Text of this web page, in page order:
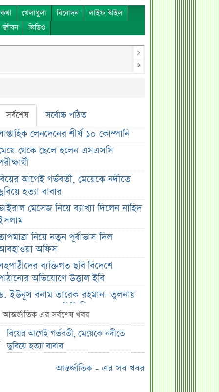
খেলাধুলা বিনোদন
লাইফ স্টাইল
জীবন ভিডিও
সর্বশেষ সর্বোচ্চ পঠিত
লেনদেনের শীর্ষ ১০ কোম্পানি
থেকে ছেলে হলেন এসএসসি
আগেই গর্ভবতী, মেয়েকে নদীতে
হত্যা বাবার
মেসেজ নিয়ে ব্যাখ্যা দিলেন নাহিদ
নিয়ে নতুন পূর্বাভাস দিল
অফিস
ব্যক্তিগত ছবি বিদেশে
অভিযোগে উত্তাল ইবি
ইউনূস বনাম তারেক রহমান—তুলনায়
যা বললেন কাদের সিদ্দিকী
নতুন ঘোষণা, রেকর্ড দামে সোনা
শুরু
আইনি নোটিশ পাঠালেন আসিফ মাহমুদ, ৭
দিনের আল্টিমেটাম
আন্তর্জাতিক এর সর্বশেষ খবর
বিয়ের আগেই গর্ভবতী, মেয়েকে নদীতে
ডুবিয়ে হত্যা বাবার
আন্তর্জাতিক - এর সব খবর